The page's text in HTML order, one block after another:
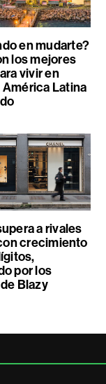
en mudarte?
los mejores
vivir en
Latina
a rivales
crecimiento
por los
Blazy